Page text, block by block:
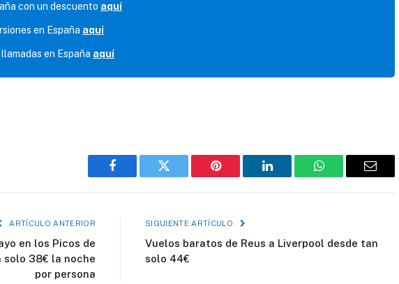
con un descuento aquí
en España aquí
en España aquí
Facebook Twitter Pinterest LinkedIn WhatsAppCorreo
ARTÍCULO ANTERIOR
en los Picos de
solo 38€ la noche
por persona
SIGUIENTE ARTÍCULO
Vuelos baratos de Reus a Liverpool desde tan
solo 44€